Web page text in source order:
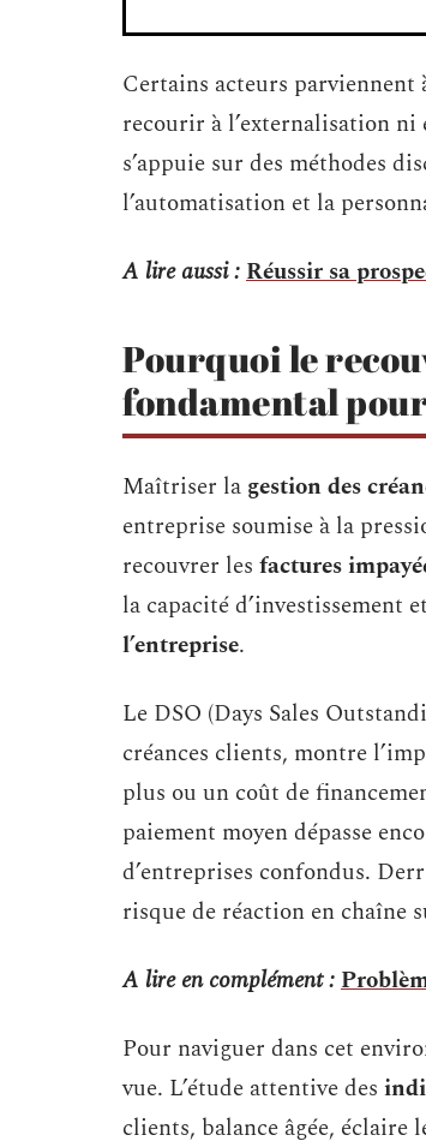
Certains acteurs parviennent
recourir à l’externalisation
s’appuie sur des méthodes
l’automatisation et la
A lire aussi :Réussir sa
Pourquoi le
fondamental
Maîtriser la gestion des
entreprise soumise à la
recouvrer les factures
la capacité d’investissement
l’entreprise.
Le DSO (Days Sales
créances clients, montre
plus ou un coût de
paiement moyen dépasse
d’entreprises confondus.
risque de réaction en chaîne
A lire en complément :
Pour naviguer dans cet
vue. L’étude attentive des
clients, balance âgée, éclaire